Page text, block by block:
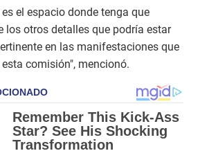
el espacio donde tenga que
los otros detalles que podría estar
en las manifestaciones que
comisión", mencionó.